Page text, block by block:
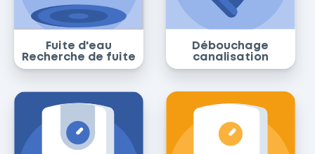
Fuite d'eau
Recherche de fuite
Débouchage
canalisation